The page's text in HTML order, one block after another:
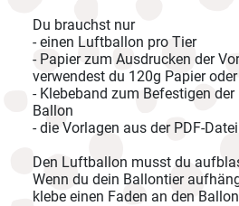
Du brauchst nur
- einen Luftballon pro Tier
- Papier zum Ausdrucken der
verwendest du 120g Papier
- Klebeband zum Befestigen
Ballon
- die Vorlagen aus der PDF-Datei
Den Luftballon musst du
Wenn du dein Ballontier
klebe einen Faden an den